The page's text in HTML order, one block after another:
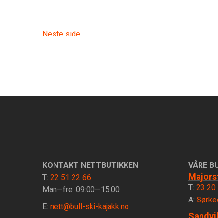
Neste side
KONTAKT NETTBUTIKKEN
T: 22 51 22 66
Man—fre: 09:00—15:00
E: nett@bull-ski-kajakk.no
VÅRE
T: 23 20
A: